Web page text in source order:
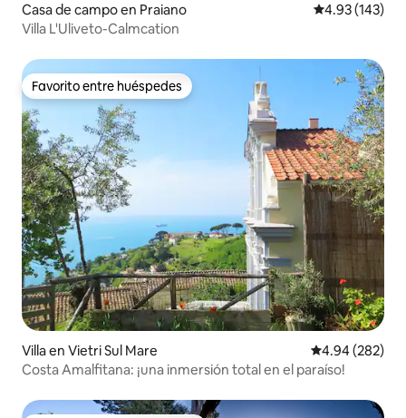
Casa de campo en Praiano Calificación
4.93 (143)
Villa L'Uliveto-Calmcation
Favorito entre huéspedes
Favorito entre huéspedes
Villa en Vietri Sul Mare Calificación
4.94 (282)
Costa Amalfitana: ¡una inmersión total en el paraíso!